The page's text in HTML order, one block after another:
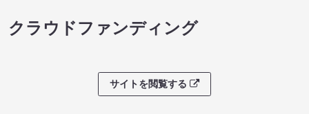
クラウドファンディング
サイトを閲覧する